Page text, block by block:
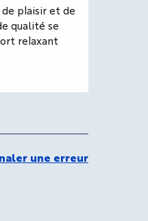
plaisir et de
qualité se
relaxant
une erreur